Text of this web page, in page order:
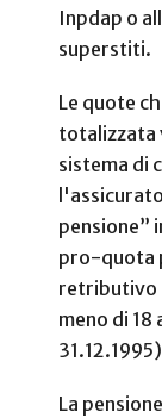
Inpdap o
superstiti.
Le quote
totalizzata
sistema di
pensione”
pro-quota
retributivo
meno di 18
La